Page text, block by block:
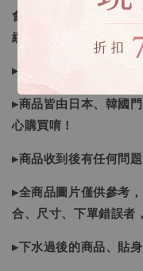
會視情況等待下單，若
續喔
▸如遇缺斷貨情形會再
▸商品皆由日本、韓國
心購買唷！
▸商品收到後有任何問
▸全商品圖片僅供參考
合、尺寸、下單錯誤者
▸下水過後的商品、貼